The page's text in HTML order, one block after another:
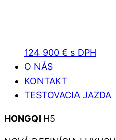
124 900 € s DPH
O NÁS
KONTAKT
TESTOVACIA JAZDA
HONGQI H5